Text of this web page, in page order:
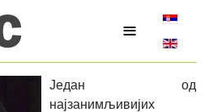
≡
Један од
најзанимљивијих